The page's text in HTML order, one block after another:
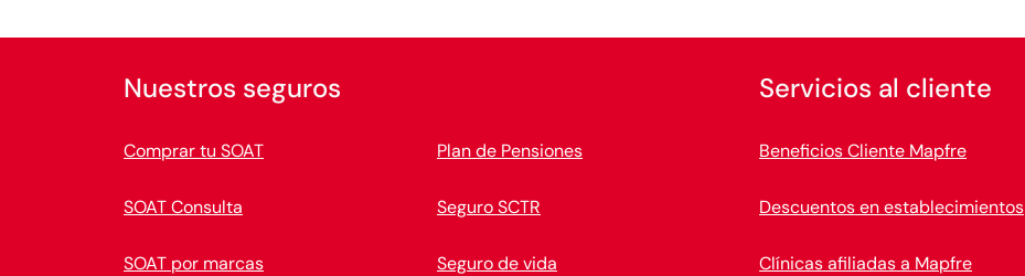
Nuestros seguros
Comprar tu SOAT
SOAT Consulta
SOAT por marcas
Plan de Pensiones
Seguro SCTR
Seguro de vida
Servicios al cliente
Beneficios Cliente Mapfre
Descuentos en establecimientos
Clínicas afiliadas a Mapfre